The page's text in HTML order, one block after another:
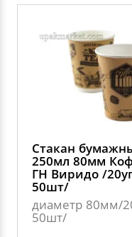
Стакан
250мл 80мм
ГН Виридо /
50шт/
диаметр 80мм/
50шт/